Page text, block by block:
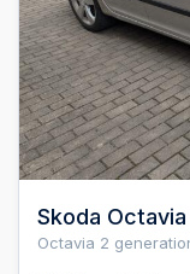
Skoda Octavia
Octavia 2